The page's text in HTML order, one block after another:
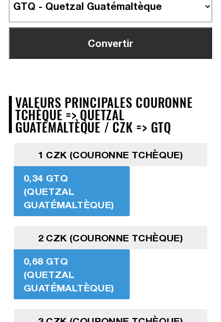
VALEURS PRINCIPALES COURONNE
TCHÈQUE => QUETZAL
GUATÉMALTÈQUE / CZK => GTQ
1 CZK (COURONNE TCHÈQUE)
0,34 GTQ
(QUETZAL
GUATÉMALTÈQUE)
2 CZK (COURONNE TCHÈQUE)
0,68 GTQ
(QUETZAL
GUATÉMALTÈQUE)